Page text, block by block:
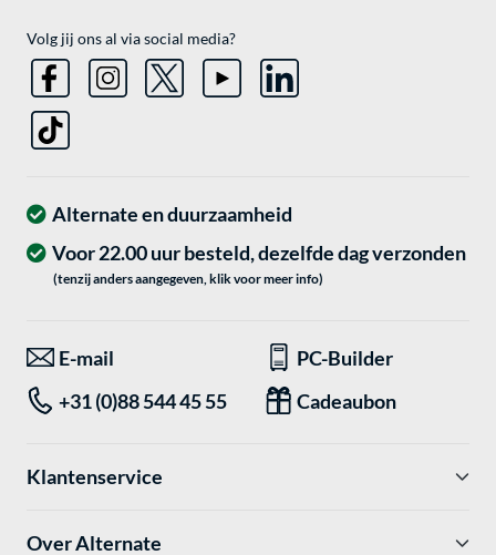
Volg jij ons al via social media?
Alternate en duurzaamheid
Voor 22.00 uur besteld, dezelfde dag verzonden
(tenzij anders aangegeven, klik voor meer info)
E-mail
PC-Builder
+31 (0)88 544 45 55
Cadeaubon
Klantenservice
Over Alternate